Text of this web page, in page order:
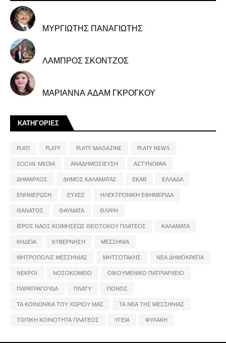
ΜΥΡΓΙΩΤΗΣ ΠΑΝΑΓΙΩΤΗΣ
ΛΑΜΠΡΟΣ ΣΚΟΝΤΖΟΣ
ΜΑΡΙΑΝΝΑ ΑΔΑΜ ΓΚΡΟΓΚΟΥ
ΚΑΤΗΓΟΡΙΕΣ
PLATI PLATY PLATY MAGAZINE
PLATY NEWS
SOCIAL MEDIA
ΑΝΑΔΗΜΟΣΙΕΥΣΗ
ΑΣΤΥΝΟΜΙΑ
ΔΗΜΑΡΧΟΣ
ΔΗΜΟΣ ΚΑΛΑΜΑΤΑΣ ΕΚΑΒ
ΕΛΛΑΔΑ
ΕΝΗΜΕΡΩΣΗ
ΕΥΧΕΣ
ΗΛΕΚΤΡΟΝΙΚΗ ΕΦΗΜΕΡΙΔΑ
ΘΑΝΑΤΟΣ
ΘΑΥΜΑΤΑ
ΘΛΙΨΗ
ΙΕΡΟΣ ΝΑΟΣ ΚΟΙΜΗΣΕΩΣ ΘΕΟΤΟΚΟΥ ΠΛΑΤΕΟΣ
ΚΑΛΑΜΑΤΑ
ΚΗΔΕΙΑ
ΚΥΒΕΡΝΗΣΗ
ΜΕΣΣΗΝΙΑ
ΜΗΤΡΟΠΟΛΙΣ ΜΕΣΣΗΝΙΑΣ
ΜΗΤΣΟΤΑΚΗΣ
ΝΕΑ ΔΗΜΟΚΡΑΤΙΑ
ΝΕΚΡΟΙ
ΝΟΣΟΚΟΜΕΙΟ
ΟΙΚΟΥΜΕΝΙΚΟ ΠΑΤΡΙΑΡΧΕΙΟ
ΠΑΡΑΤΡΑΓΟΥΔΑ
ΠΛΑΤΥ
ΠΟΝΟΣ
ΤΑ ΚΟΙΝΩΝΙΚΑ ΤΟΥ ΧΩΡΙΟΥ ΜΑΣ
ΤΑ ΝΕΑ ΤΗΣ ΜΕΣΣΗΝΙΑΣ
ΤΟΠΙΚΗ ΚΟΙΝΟΤΗΤΑ ΠΛΑΤΕΟΣ
ΥΓΕΙΑ ΦΥΛΑΚΗ